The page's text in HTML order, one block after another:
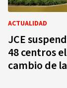
ACTUALIDAD
JCE
48 centros
cambio de